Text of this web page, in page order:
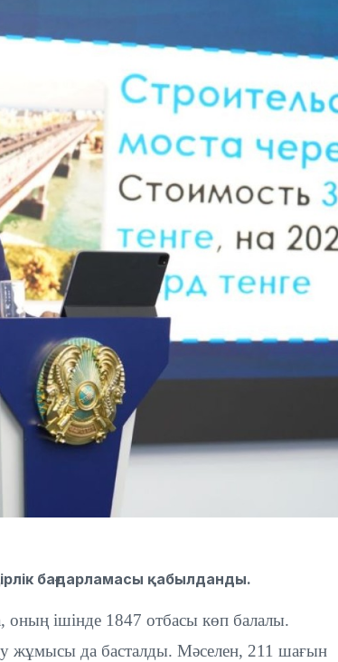
бағдарламасы қабылданды.
оның ішінде 1847 отбасы көп балалы.
жұмысы да басталды. Мәселен, 211 шағын